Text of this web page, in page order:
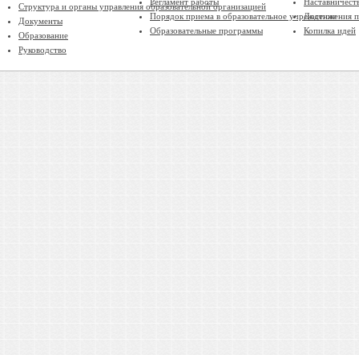
Структура и органы управления образовательной организацией
Документы
Образование
Руководство
Порядок приема в образовательное учреждение
Образовательные программы
Достижения
Копилка идей